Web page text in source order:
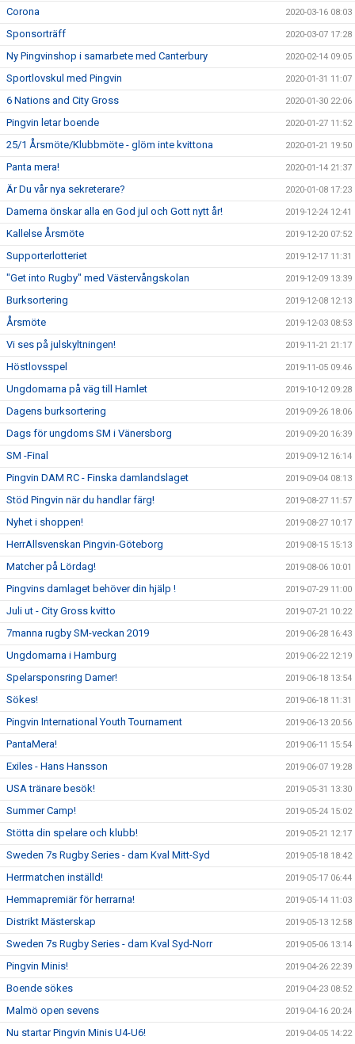
Corona 2020-03-16 08:03
Sponsorträff 2020-03-07 17:28
Ny Pingvinshop i samarbete med Canterbury 2020-02-14 09:05
Sportlovskul med Pingvin 2020-01-31 11:07
6 Nations and City Gross 2020-01-30 22:06
Pingvin letar boende 2020-01-27 11:52
25/1 Årsmöte/Klubbmöte - glöm inte kvittona 2020-01-21 19:50
Panta mera! 2020-01-14 21:37
Är Du vår nya sekreterare? 2020-01-08 17:23
Damerna önskar alla en God jul och Gott nytt år! 2019-12-24 12:41
Kallelse Årsmöte 2019-12-20 07:52
Supporterlotteriet 2019-12-17 11:31
"Get into Rugby" med Västervångskolan 2019-12-09 13:39
Burksortering 2019-12-08 12:13
Årsmöte 2019-12-03 08:53
Vi ses på julskyltningen! 2019-11-21 21:17
Höstlovsspel 2019-11-05 09:46
Ungdomarna på väg till Hamlet 2019-10-12 09:28
Dagens burksortering 2019-09-26 18:06
Dags för ungdoms SM i Vänersborg 2019-09-20 16:39
SM -Final 2019-09-12 16:14
Pingvin DAM RC - Finska damlandslaget 2019-09-04 08:13
Stöd Pingvin när du handlar färg! 2019-08-27 11:57
Nyhet i shoppen! 2019-08-27 10:17
HerrAllsvenskan Pingvin-Göteborg 2019-08-15 15:13
Matcher på Lördag! 2019-08-06 10:01
Pingvins damlaget behöver din hjälp ! 2019-07-29 11:00
Juli ut - City Gross kvitto 2019-07-21 10:22
7manna rugby SM-veckan 2019 2019-06-28 16:43
Ungdomarna i Hamburg 2019-06-22 12:19
Spelarsponsring Damer! 2019-06-18 13:54
Sökes! 2019-06-18 11:31
Pingvin International Youth Tournament 2019-06-13 20:56
PantaMera! 2019-06-11 15:54
Exiles - Hans Hansson 2019-06-07 19:28
USA tränare besök! 2019-05-31 13:30
Summer Camp! 2019-05-24 15:02
Stötta din spelare och klubb! 2019-05-21 12:17
Sweden 7s Rugby Series - dam Kval Mitt-Syd 2019-05-18 18:42
Herrmatchen inställd! 2019-05-17 06:44
Hemmapremiär för herrarna! 2019-05-14 11:03
Distrikt Mästerskap 2019-05-13 12:58
Sweden 7s Rugby Series - dam Kval Syd-Norr 2019-05-06 13:14
Pingvin Minis! 2019-04-26 22:39
Boende sökes 2019-04-23 08:52
Malmö open sevens 2019-04-16 20:24
Nu startar Pingvin Minis U4-U6! 2019-04-05 14:22